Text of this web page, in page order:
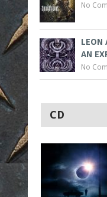
No
LEON
AN
No
CD